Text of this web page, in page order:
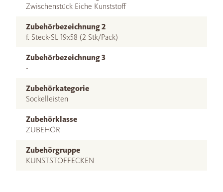
Zwischenstück Eiche Kunststoff
Zubehörbezeichnung 2
f. Steck-SL 19x58 (2 Stk/Pack)
Zubehörbezeichnung 3
-
Zubehörkategorie
Sockelleisten
Zubehörklasse
ZUBEHÖR
Zubehörgruppe
KUNSTSTOFFECKEN